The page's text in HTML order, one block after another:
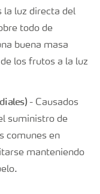
la luz directa del
todo de
buena masa
los frutos a la luz
- Causados
suministro de
comunes en
manteniendo